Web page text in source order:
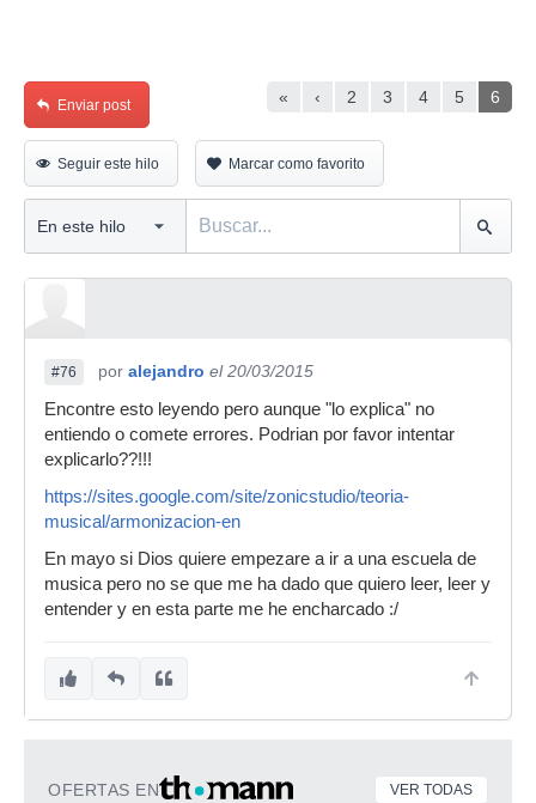
« ‹ 2 3 4 5 6
Enviar post
Seguir este hilo Marcar como favorito
#76 por alejandro el 20/03/2015
Encontre esto leyendo pero aunque "lo explica" no
entiendo o comete errores. Podrian por favor intentar
explicarlo??!!!
https://sites.google.com/site/zonicstudio/teoria-
musical/armonizacion-en
En mayo si Dios quiere empezare a ir a una escuela de
musica pero no se que me ha dado que quiero leer, leer y
entender y en esta parte me he encharcado :/
OFERTAS EN VER TODAS